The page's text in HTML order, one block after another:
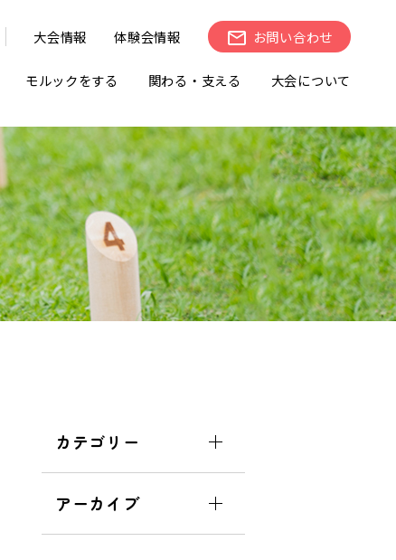
大会情報 体験会情報 お問い合わせ
モルックをする 関わる・支える 大会について
カテゴリー
アーカイブ